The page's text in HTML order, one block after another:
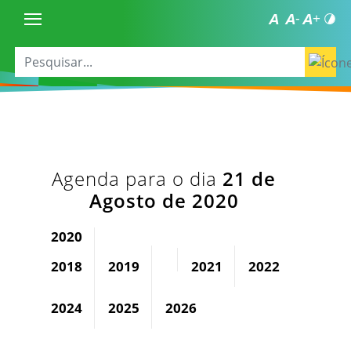
Agenda para o dia 21 de
Agosto de 2020
2020
2018
2019 2021 2022
2024 2025 2026